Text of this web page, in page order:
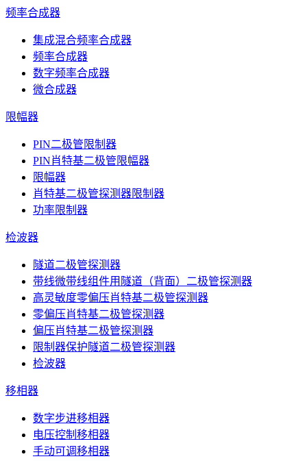
频率合成器
集成混合频率合成器
频率合成器
数字频率合成器
微合成器
限幅器
PIN二极管限制器
PIN肖特基二极管限幅器
限幅器
肖特基二极管探测器限制器
功率限制器
检波器
隧道二极管探测器
带线微带线组件用隧道（背面）二极管探测器
高灵敏度零偏压肖特基二极管探测器
零偏压肖特基二极管探测器
偏压肖特基二极管探测器
限制器保护隧道二极管探测器
检波器
移相器
数字步进移相器
电压控制移相器
手动可调移相器